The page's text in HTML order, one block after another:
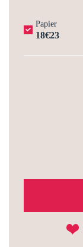
Papier
18€23